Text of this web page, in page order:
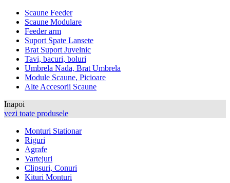
Scaune Feeder
Scaune Modulare
Feeder arm
Suport Spate Lansete
Brat Suport Juvelnic
Tavi, bacuri, boluri
Umbrela Nada, Brat Umbrela
Module Scaune, Picioare
Alte Accesorii Scaune
Inapoi
vezi toate produsele
Monturi Stationar
Riguri
Agrafe
Vartejuri
Clipsuri, Conuri
Kituri Monturi